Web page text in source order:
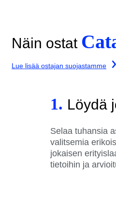
Näin ostat
Lue lisää ostajan suojastamme
1. Löydä
Selaa tuhansia
valitsemia
jokaisen
tietoihin ja